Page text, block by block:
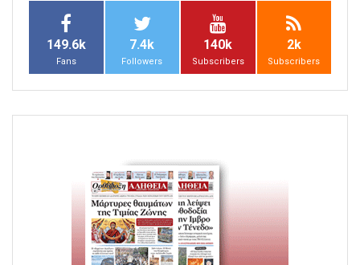
149.6k
Fans
7.4k
Followers
140k
Subscribers
2k
Subscribers